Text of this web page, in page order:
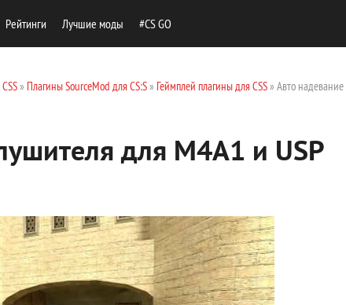
Рейтинги Лучшие моды #CS GO
» Плагины SourceMod для CS:S» Геймплей плагины для CSS» Авто надевание
для M4A1 и USP